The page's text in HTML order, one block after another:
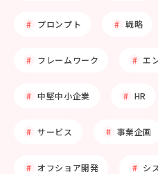
プロンプト 戦略
フレームワーク エ
中堅中小企業 HR
サービス 事業企画
オフショア開発 シ